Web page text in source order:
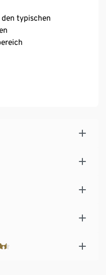
typischen
perfekter Sitz, hoher